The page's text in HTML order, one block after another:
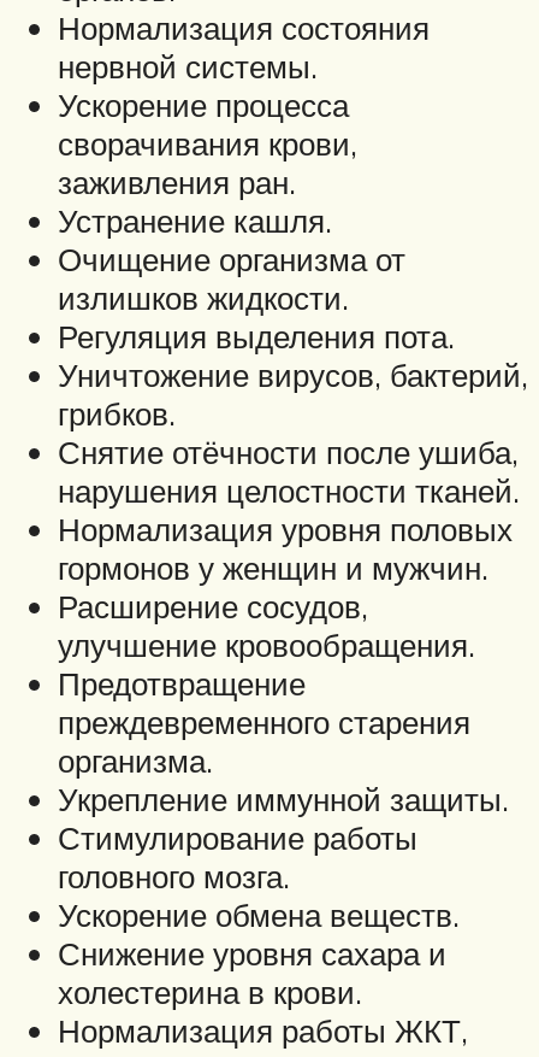
Нормализация состояния
нервной системы.
Ускорение процесса
сворачивания крови,
заживления ран.
Устранение кашля.
Очищение организма от
излишков жидкости.
Регуляция выделения пота.
Уничтожение вирусов, бактерий,
грибков.
Снятие отёчности после ушиба,
нарушения целостности тканей.
Нормализация уровня половых
гормонов у женщин и мужчин.
Расширение сосудов,
улучшение кровообращения.
Предотвращение
преждевременного старения
организма.
Укрепление иммунной защиты.
Стимулирование работы
головного мозга.
Ускорение обмена веществ.
Снижение уровня сахара и
холестерина в крови.
Нормализация работы ЖКТ,